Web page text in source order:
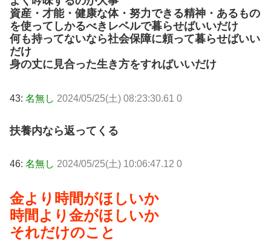
資産・才能・健康な体・努力できる精神・あるもの
を使ってしかるべきレベルで暮らせばいいだけ
何も持ってないなら社会保障に頼って暮らせばいい
だけ
身の丈に見合った生き方をすればいいだけ
43: 名無し 2024/05/25(土) 08:23:30.61 0
扶養内なら返ってくる
46: 名無し 2024/05/25(土) 10:06:47.12 0
金より時間がほしいか
時間より金がほしいか
それだけのこと